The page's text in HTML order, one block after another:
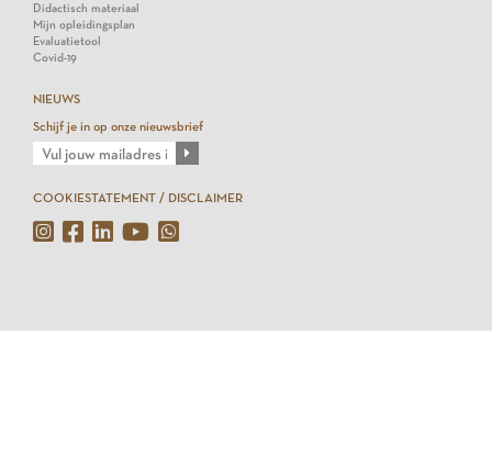
Didactisch materiaal
Mijn opleidingsplan
Evaluatietool
Covid-19
NIEUWS
Schijf je in op onze nieuwsbrief
COOKIESTATEMENT / DISCLAIMER